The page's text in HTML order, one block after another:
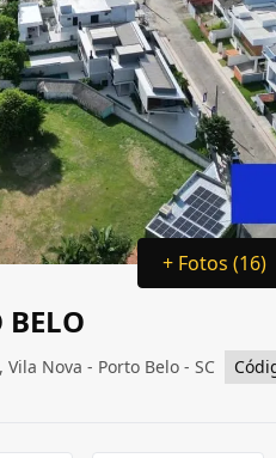
+ Fotos (16)
BELO
Nova - Porto Belo - SC